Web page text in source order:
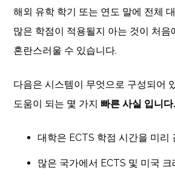
해외 유학 학기 또는 연도 말에 전체
많은 학점이 적용될지 아는 것이 처음
혼란스러울 수 있습니다.
다음은 시스템이 무엇으로 구성되어
도움이 되는 몇 가지 빠른 사실 입니다.
대학은 ECTS 학점 시간을 미리
많은 국가에서 ECTS 및 미국